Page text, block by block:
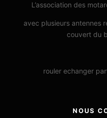
L’association des
avec plusieurs antennes
couvert du
rouler echanger
NOUS